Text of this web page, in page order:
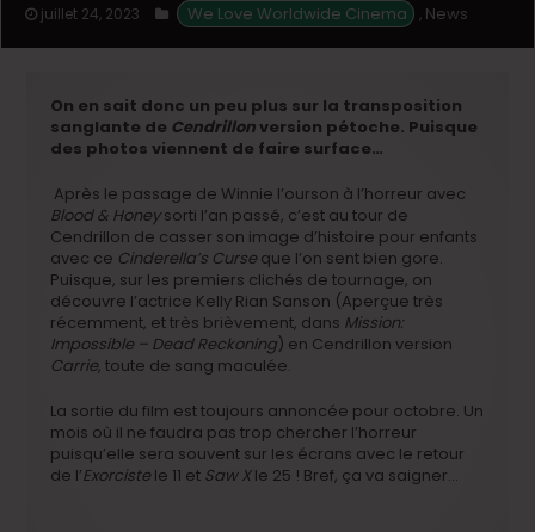
juillet 24, 2023 We Love Worldwide Cinema , News
On en sait donc un peu plus sur la transposition
sanglante de Cendrillonversion pétoche. Puisque
des photos viennent de faire surface…
Après le passage de Winnie l’ourson à l’horreur avec
Blood & Honeysorti l’an passé, c’est au tour de
Cendrillon de casser son image d’histoire pour enfants
avec ce Cinderella’s Curse que l’on sent bien gore.
Puisque, sur les premiers clichés de tournage, on
découvre l’actrice Kelly Rian Sanson (Aperçue très
récemment, et très brièvement, dans Mission:
Impossible – Dead Reckoning) en Cendrillon version
Carrie, toute de sang maculée.
La sortie du film est toujours annoncée pour octobre. Un
mois où il ne faudra pas trop chercher l’horreur
puisqu’elle sera souvent sur les écrans avec le retour
de l’Exorciste le 11 et Saw Xle 25 ! Bref, ça va saigner…